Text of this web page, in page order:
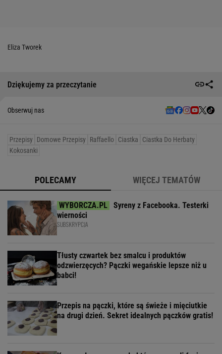
Eliza Tworek
Dziękujemy za przeczytanie
Obserwuj nas
Przepisy Domowe Przepisy Raffaello Ciastka
Ciastka Do Herbaty
Kokosanki
POLECAMY WIĘCEJ TEMATÓW
Syreny z Facebooka. Testerki
wierności
SUBSKRYPCJA
Tłusty czwartek bez smalcu i produktów
odzwierzęcych? Pączki wegańskie lepsze niż u
babci!
Przepis na pączki, które są świeże i mięciutkie
na drugi dzień. Sekret idealnych pączków gratis!